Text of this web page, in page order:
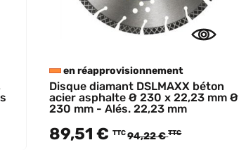
en réapprovisionnement
Disque diamant DSLMAXX béton
acier asphalte Ø 230 x 22,23 mm Ø
230 mm - Alés. 22,23 mm
89,51 € TTC94,22 € TTC